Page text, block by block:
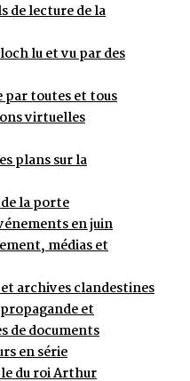
de lecture de la
lu et vu par des
par toutes et tous
virtuelles
plans sur la
la porte
en juin
médias et
archives clandestines
et
de documents
en série
du roi Arthur